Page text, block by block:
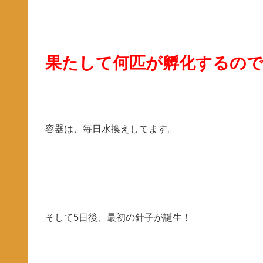
果たして何匹が孵化するの
容器は、毎日水換えしてます。
そして5日後、最初の針子が誕生！